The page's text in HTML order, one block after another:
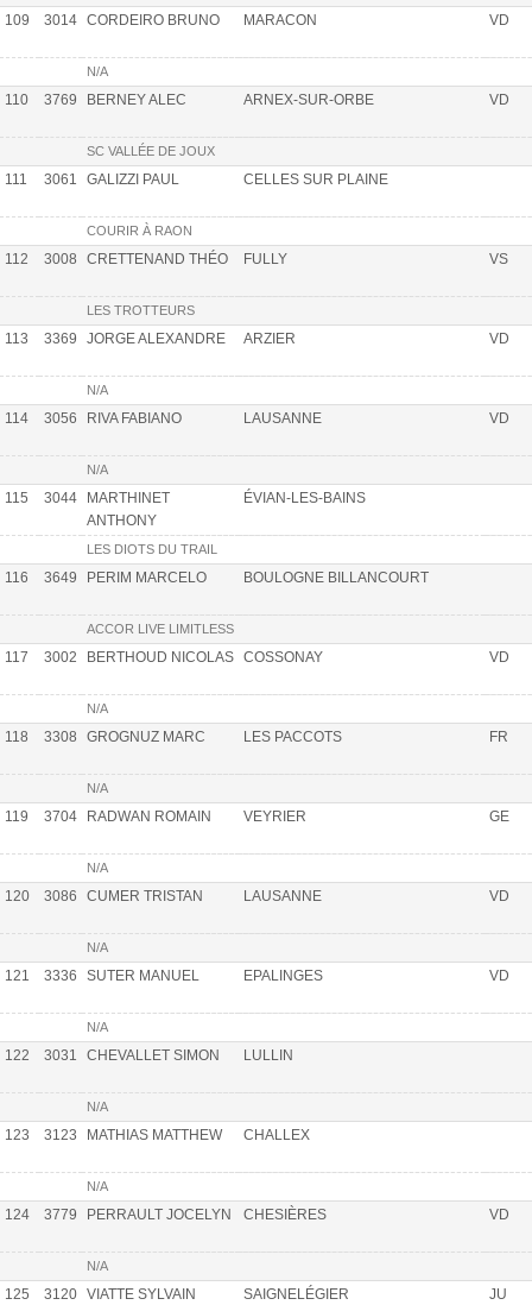
109 3014 CORDEIRO BRUNO MARACON VD
N/A
110 3769 BERNEY ALEC ARNEX-SUR-ORBE VD
SC VALLÉE DE JOUX
111 3061 GALIZZI PAUL CELLES SUR PLAINE
COURIR À RAON
112 3008 CRETTENAND THÉO FULLY VS
LES TROTTEURS
113 3369 JORGE ALEXANDRE ARZIER VD
N/A
114 3056 RIVA FABIANO LAUSANNE VD
N/A
115 3044
MARTHINET
ANTHONY
ÉVIAN-LES-BAINS
LES DIOTS DU TRAIL
116 3649 PERIM MARCELO BOULOGNE BILLANCOURT
ACCOR LIVE LIMITLESS
117 3002 BERTHOUD NICOLAS COSSONAY VD
N/A
118 3308 GROGNUZ MARC LES PACCOTS FR
N/A
119 3704 RADWAN ROMAIN VEYRIER GE
N/A
120 3086 CUMER TRISTAN LAUSANNE VD
N/A
121 3336 SUTER MANUEL EPALINGES VD
N/A
122 3031 CHEVALLET SIMON LULLIN
N/A
123 3123 MATHIAS MATTHEW CHALLEX
N/A
124 3779 PERRAULT JOCELYN CHESIÈRES VD
N/A
125 3120 VIATTE SYLVAIN SAIGNELÉGIER JU